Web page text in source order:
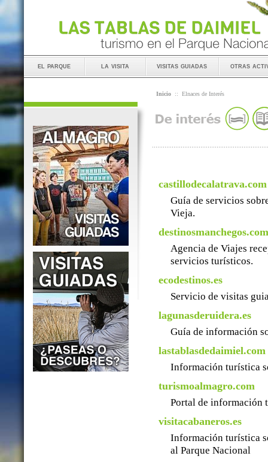
el parque la visita visitas guiadas otras
Inicio :: Elnaces de Interés
castillodecalatrava.com
Guía de servicios
Vieja.
destinosmanchegos.com
Agencia de Viajes
servicios turísticos.
ecodestinos.es
Servicio de visitas
lagunasderuidera.es
Guía de información
lastablasdedaimiel.com
Información turística
turismoalmagro.com
Portal de información
visitacabaneros.es
Información turística
al Parque Nacional